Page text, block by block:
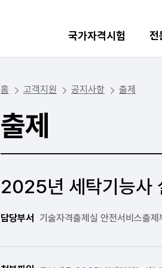
국가자격시험 전
홈 고객지원 공지사항 출제
출제
2025년 세탁기능사
담당부서 기술자격출제실 안전서비스출제